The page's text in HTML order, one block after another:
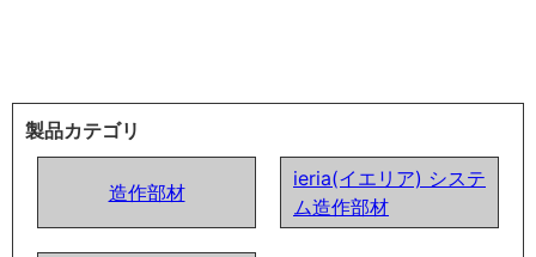
製品カテゴリ
造作部材
ieria(イエリア) システ
ム造作部材